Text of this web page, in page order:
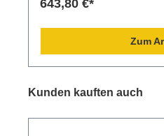
643,80 €*
Zum
Kunden kauften auch